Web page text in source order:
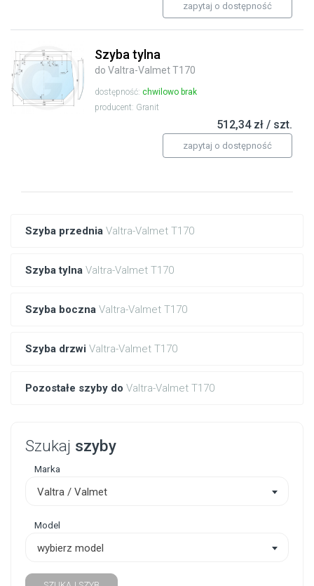
Szyba przednia Valtra-Valmet T170
Szyba tylna Valtra-Valmet T170
Szyba boczna Valtra-Valmet T170
Szyba drzwi Valtra-Valmet T170
Pozostałe szyby do Valtra-Valmet T170
Szukaj szyby
Marka
Valtra / Valmet
Model
wybierz model
zapytaj o dostępność
Szyba tylna
do Valtra-Valmet T170
dostępność: chwilowo brak
producent: Granit
512,34 zł / szt.
zapytaj o dostępność